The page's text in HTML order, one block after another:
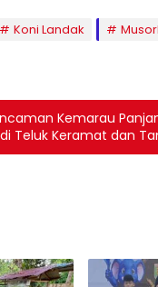
Koni Landak
Kemarau
Teluk Keramat dan